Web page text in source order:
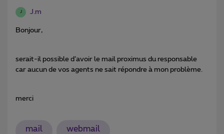
J J.m
Bonjour,
serait-il possible d’avoir le mail proximus du responsable
car aucun de vos agents ne sait répondre à mon problème.
merci
mail webmail